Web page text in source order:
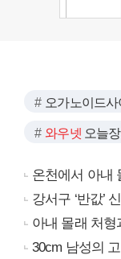
오가노이드
와우넷 오늘
온천에서 아내
강서구 ‘반값’
아내 몰래 처형
30cm 남성의